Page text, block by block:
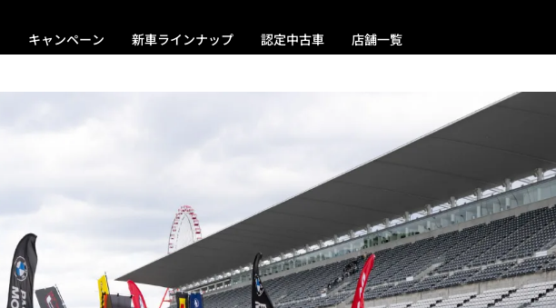
キャンペーン 新車ラインナップ 認定中古車 店舗一覧